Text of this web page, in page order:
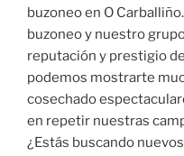
buzoneo en O
buzoneo y nuestro
reputación y prestigio
podemos mostrarte
cosechado
en repetir nuestras
¿Estás buscando